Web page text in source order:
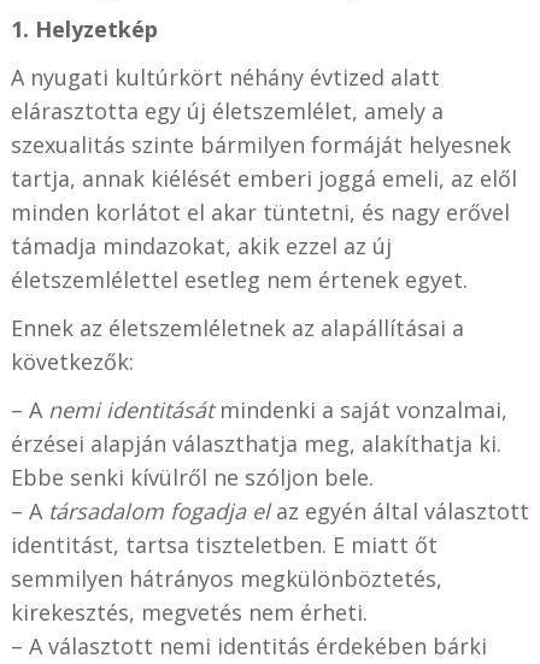
1. Helyzetkép
A nyugati kultúrkört néhány évtized alatt
elárasztotta egy új életszemlélet, amely a
szexualitás szinte bármilyen formáját helyesnek
tartja, annak kiélését emberi joggá emeli, az elől
minden korlátot el akar tüntetni, és nagy erővel
támadja mindazokat, akik ezzel az új
életszemlélettel esetleg nem értenek egyet.
Ennek az életszemléletnek az alapállításai a
következők:
– A nemi identitásátmindenki a saját vonzalmai,
érzései alapján választhatja meg, alakíthatja ki.
Ebbe senki kívülről ne szóljon bele.
– Atársadalom fogadja elaz egyén által választott
identitást, tartsa tiszteletben. E miatt őt
semmilyen hátrányos megkülönböztetés,
kirekesztés, megvetés nem érheti.
– A választott nemi identitás érdekében bárki